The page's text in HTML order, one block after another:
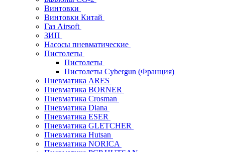
Винтовки
Винтовки Китай
Газ Airsoft
ЗИП
Насосы пневматические
Пистолеты
Пистолеты
Пистолеты Cybergun (Франция)
Пневматика ARES
Пневматика BORNER
Пневматика Crosman
Пневматика Diana
Пневматика ESER
Пневматика GLETCHER
Пневматика Hutsan
Пневматика NORICA